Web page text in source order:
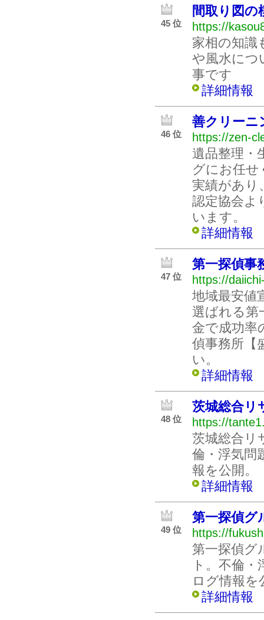
45 位
間取り図
https://
家相の知識
や風水につ
事です
詳細情報
46 位
善クリーニ
https://zen-
遺品整理・
グにお任せ
実績があり
認定協会よ
います。
詳細情報
47 位
第一探偵事
https://
地域最安値
選ばれる第
金で成功率
偵事務所【
い。
詳細情報
48 位
茨城総合リ
https://
茨城総合リ
倫・浮気問
報を公開。
詳細情報
49 位
第一探偵グ
https://
第一探偵グ
ト。不倫
ログ情報を
詳細情報